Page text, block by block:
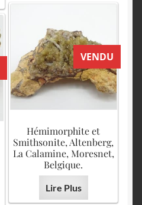
VENDU
Hémimorphite et
Smithsonite, Altenberg,
La Calamine, Moresnet,
Belgique.
Lire Plus